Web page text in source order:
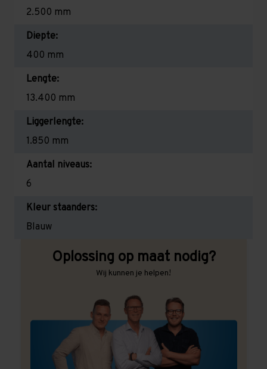
2.500 mm
Diepte:
400 mm
Lengte:
13.400 mm
Liggerlengte:
1.850 mm
Aantal niveaus:
6
Kleur staanders:
Blauw
Oplossing op maat nodig?
Wij kunnen je helpen!